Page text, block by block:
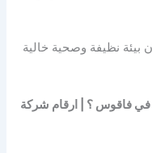
بيئة نظيفة وصحية خالية
فاقوس ؟ | ارقام شركة